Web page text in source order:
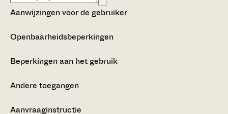
Aanwijzingen voor de gebruiker
Openbaarheidsbeperkingen
Beperkingen aan het gebruik
Andere toegangen
Aanvraaginstructie